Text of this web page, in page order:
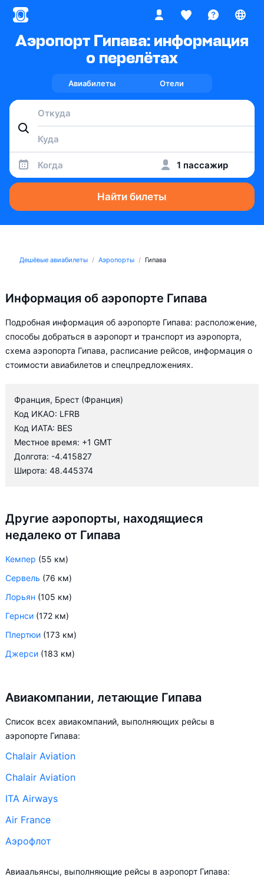
Аэропорт Гипава: информация
о перелётах
Авиабилеты Отели
Когда 1 пассажир
Найти билеты
Дешёвые авиабилеты Аэропорты Гипава
Информация об аэропорте Гипава
Подробная информация об аэропорте Гипава: расположение,
способы добраться в аэропорт и транспорт из аэропорта,
схема аэропорта Гипава, расписание рейсов, информация о
стоимости авиабилетов и спецпредложениях.
Франция, Брест (Франция)
Код ИКАО: LFRB
Код ИАТА: BES
Местное время: +1 GMT
Долгота: -4.415827
Широта: 48.445374
Другие аэропорты, находящиеся
недалеко от Гипава
Кемпер (55 км)
Сервель (76 км)
Лорьян (105 км)
Гернси (172 км)
Плертюи (173 км)
Джерси (183 км)
Авиакомпании, летающие Гипава
Список всех авиакомпаний, выполняющих рейсы в
аэропорте Гипава:
Chalair Aviation
Chalair Aviation
ITA Airways
Air France
Аэрофлот
Авиаальянсы, выполняющие рейсы в аэропорт Гипава: